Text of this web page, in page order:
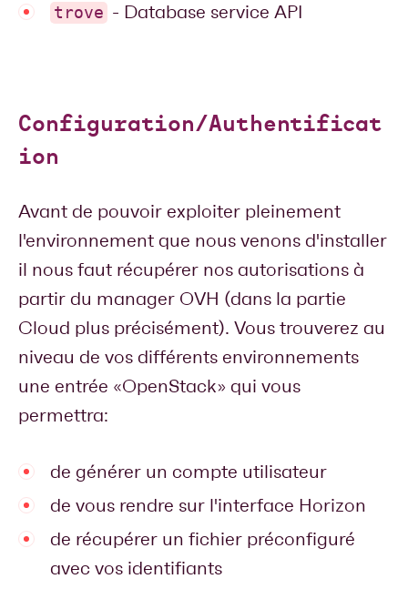
trove - Database service API
Configuration/Authentificat
ion
Avant de pouvoir exploiter pleinement
l'environnement que nous venons d'installer
il nous faut récupérer nos autorisations à
partir du manager OVH (dans la partie
Cloud plus précisément). Vous trouverez au
niveau de vos différents environnements
une entrée «OpenStack» qui vous
permettra:
de générer un compte utilisateur
de vous rendre sur l'interface Horizon
de récupérer un fichier préconfiguré
avec vos identifiants